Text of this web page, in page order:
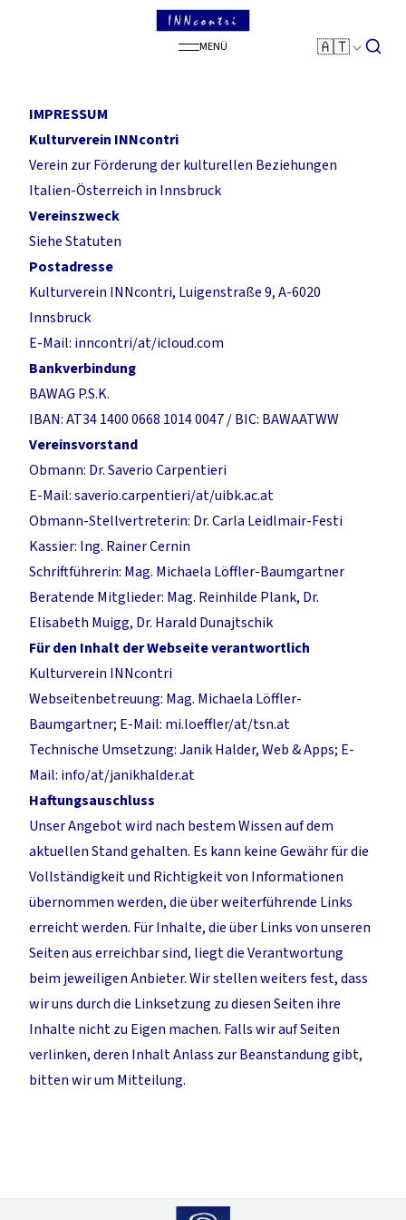
MENÜ 🇦🇹 SEARCH
IMPRESSUM
Kulturverein INNcontri
Verein zur Förderung der kulturellen Beziehungen
Italien-Österreich in Innsbruck
Vereinszweck
Siehe Statuten
Postadresse
Kulturverein INNcontri, Luigenstraße 9, A-6020
Innsbruck
E-Mail: inncontri/at/icloud.com
Bankverbindung
BAWAG P.S.K.
IBAN: AT34 1400 0668 1014 0047 / BIC: BAWAATWW
Vereinsvorstand
Obmann: Dr. Saverio Carpentieri
E-Mail: saverio.carpentieri/at/uibk.ac.at
Obmann-Stellvertreterin: Dr. Carla Leidlmair-Festi
Kassier: Ing. Rainer Cernin
Schriftführerin: Mag. Michaela Löffler-Baumgartner
Beratende Mitglieder: Mag. Reinhilde Plank, Dr.
Elisabeth Muigg, Dr. Harald Dunajtschik
Für den Inhalt der Webseite verantwortlich
Kulturverein INNcontri
Webseitenbetreuung: Mag. Michaela Löffler-
Baumgartner; E-Mail: mi.loeffler/at/tsn.at
Technische Umsetzung: Janik Halder, Web & Apps; E-
Mail: info/at/janikhalder.at
Haftungsauschluss
Unser Angebot wird nach bestem Wissen auf dem
aktuellen Stand gehalten. Es kann keine Gewähr für die
Vollständigkeit und Richtigkeit von Informationen
übernommen werden, die über weiterführende Links
erreicht werden. Für Inhalte, die über Links von unseren
Seiten aus erreichbar sind, liegt die Verantwortung
beim jeweiligen Anbieter. Wir stellen weiters fest, dass
wir uns durch die Linksetzung zu diesen Seiten ihre
Inhalte nicht zu Eigen machen. Falls wir auf Seiten
verlinken, deren Inhalt Anlass zur Beanstandung gibt,
bitten wir um Mitteilung.